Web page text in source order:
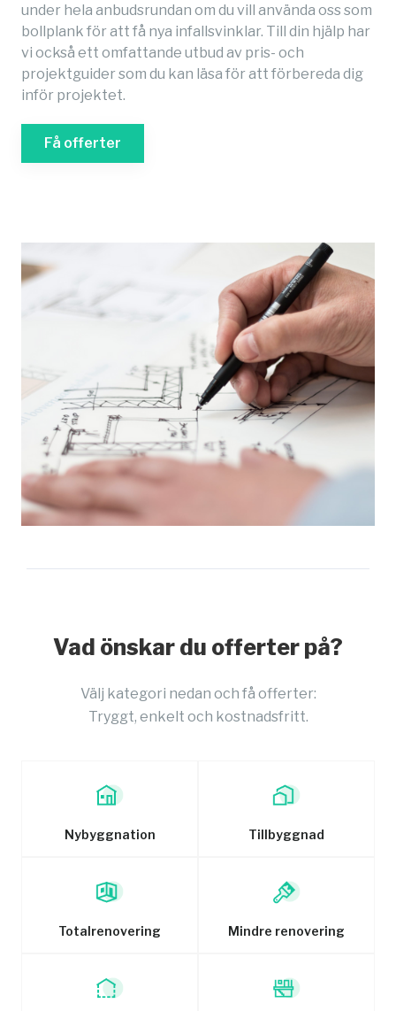
under hela anbudsrundan om du vill använda oss som
bollplank för att få nya infallsvinklar. Till din hjälp har
vi också ett omfattande utbud av pris- och
projektguider som du kan läsa för att förbereda dig
inför projektet.
Få offerter
Vad önskar du offerter på?
Välj kategori nedan och få offerter:
Tryggt, enkelt och kostnadsfritt.
Nybyggnation Tillbyggnad
Totalrenovering Mindre renovering